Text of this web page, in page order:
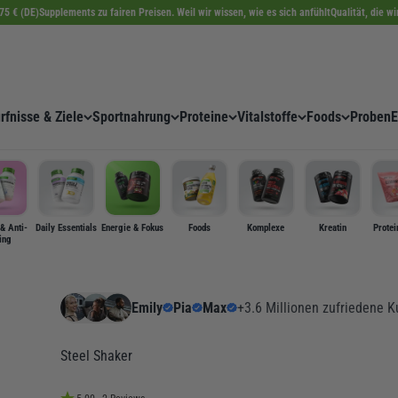
€ (DE)Supplements zu fairen Preisen. Weil wir wissen, wie es sich anfühltQualität, die
& Ziele Sportnahrung Proteine Vitalstoffe Foods Proben
Anti-
Daily Essentials Energie & Fokus Foods Komplexe Kreatin
Emily Pia Max +3.6 Millionen zufriedene
Steel Shaker